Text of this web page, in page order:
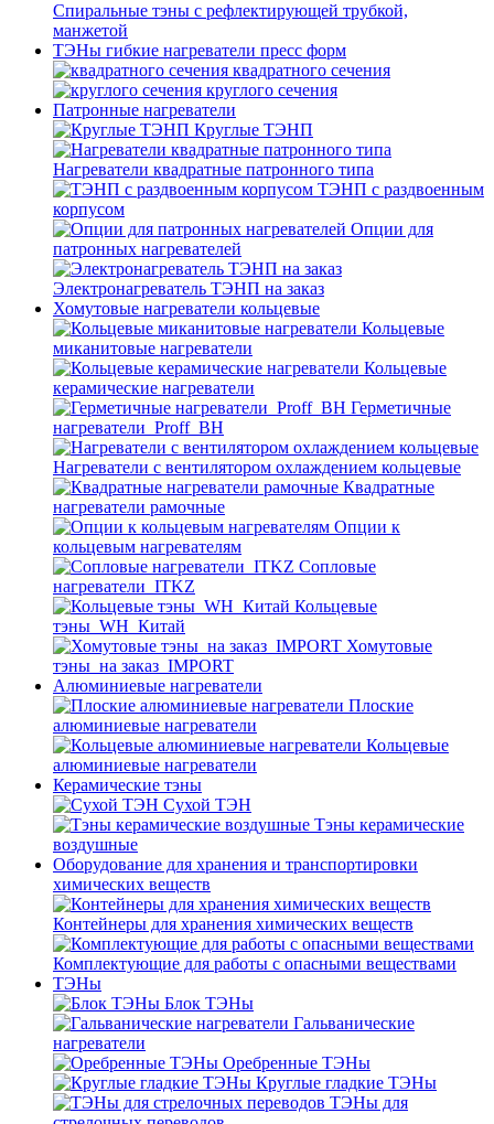
Спиральные тэны с рефлектирующей трубкой,
манжетой
ТЭНы гибкие нагреватели пресс форм
квадратного сечения
круглого сечения
Патронные нагреватели
Круглые ТЭНП
Нагреватели квадратные патронного типа
ТЭНП с раздвоенным
корпусом
Опции для
патронных нагревателей
Электронагреватель ТЭНП на заказ
Хомутовые нагреватели кольцевые
Кольцевые
миканитовые нагреватели
Кольцевые
керамические нагреватели
Герметичные
нагреватели_Proff_BH
Нагреватели с вентилятором охлаждением кольцевые
Квадратные
нагреватели рамочные
Опции к
кольцевым нагревателям
Cопловые
нагреватели_ITKZ
Кольцевые
тэны_WH_Китай
Хомутовые
тэны_на заказ_IMPORT
Алюминиевые нагреватели
Плоские
алюминиевые нагреватели
Кольцевые
алюминиевые нагреватели
Керамические тэны
Сухой ТЭН
Тэны керамические
воздушные
Оборудование для хранения и транспортировки
химических веществ
Контейнеры для хранения химических веществ
Комплектующие для работы с опасными веществами
ТЭНы
Блок ТЭНы
Гальванические
нагреватели
Оребренные ТЭНы
Круглые гладкие ТЭНы
ТЭНы для